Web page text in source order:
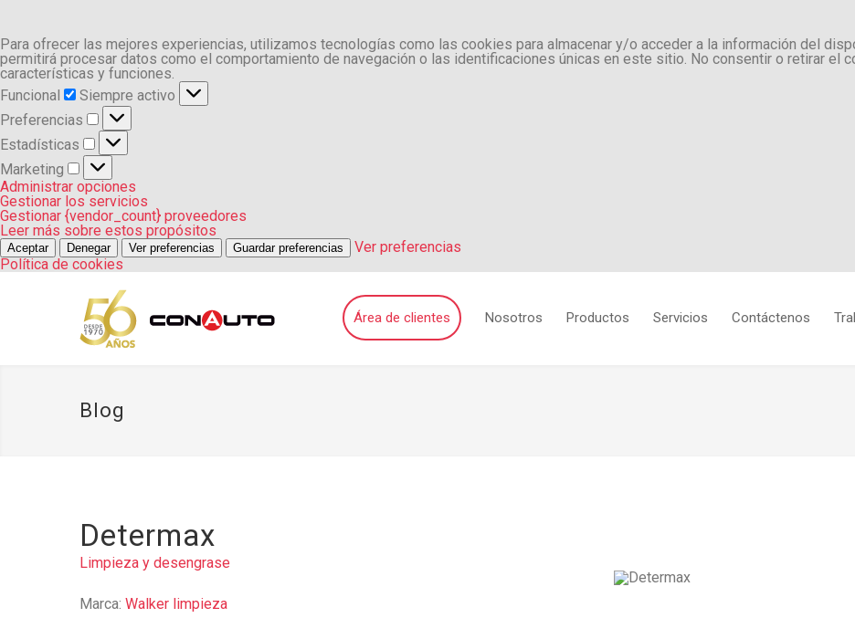
Para ofrecer las mejores experiencias, utilizamos tecnologías como las cookies para almacenar y/o acceder a la información del
permitirá procesar datos como el comportamiento de navegación o las identificaciones únicas en este sitio. No consentir o retirar el
características y funciones.
Funcional
Funcional
Siempre activo
Preferencias
Preferencias
Estadísticas
Estadísticas
Marketing
Marketing
Administrar opciones
Gestionar los servicios
Gestionar {vendor_count} proveedores
Leer más sobre estos propósitos
Aceptar Denegar Ver preferencias Guardar preferencias
Ver preferencias
Política de cookies
Área de clientes Nosotros Productos Servicios Contáctenos
Blog
Determax
Limpieza y desengrase
Marca: Walker limpieza